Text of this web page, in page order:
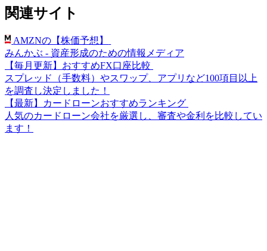
関連サイト
AMZNの【株価予想】
みんかぶ - 資産形成のための情報メディア
【毎月更新】おすすめFX口座比較
スプレッド（手数料）やスワップ、アプリなど100項目以上
を調査し決定しました！
【最新】カードローンおすすめランキング
人気のカードローン会社を厳選し、審査や金利を比較してい
ます！